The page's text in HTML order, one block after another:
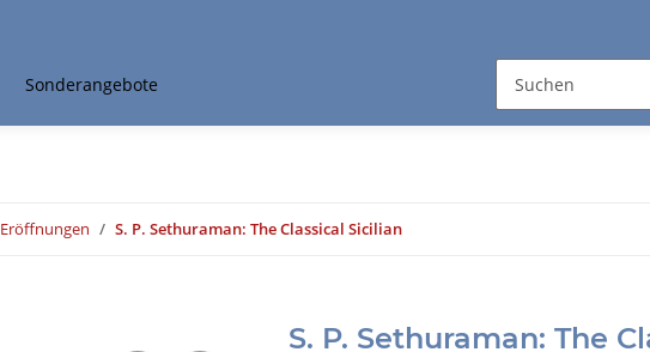
Sonderangebote
Eröffnungen S. P. Sethuraman: The Classical Sicilian
S. P. Sethuraman: The